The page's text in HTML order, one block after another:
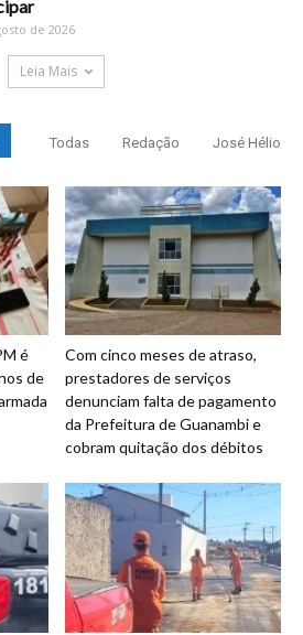
de 2026
Leia Mais
Todas Redação José Hélio
é
de
Com cinco meses de atraso,
prestadores de serviços
denunciam falta de pagamento
da Prefeitura de Guanambi e
cobram quitação dos débitos